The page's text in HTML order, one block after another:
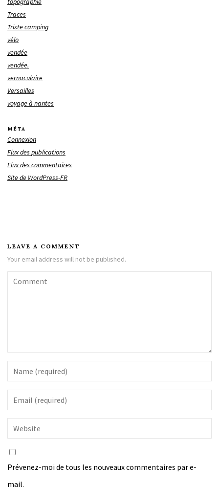
Traces
Triste camping
vélo
vendée
vendée.
vernaculaire
Versailles
voyage à nantes
MÉTA
Connexion
Flux des publications
Flux des commentaires
Site de WordPress-FR
LEAVE A COMMENT
Your email address will not be published.
Prévenez-moi de tous les nouveaux commentaires par e-
mail.